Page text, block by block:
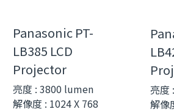
Panasonic PT-
LB385 LCD
Projector
亮度 : 3800 lumen
解像度 : 1024 X 768
亮度
解像